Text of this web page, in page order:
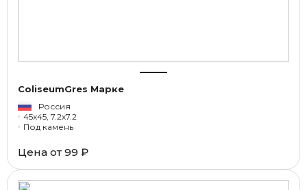
ColiseumGres Марке
Россия
45x45, 7.2x7.2
Под камень
Цена от 99 ₽